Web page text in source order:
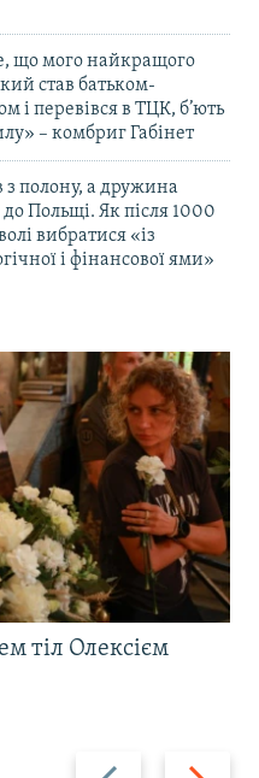
що мого найкращого
став батьком-
і перевівся в ТЦК, б’ють
– комбриг Габінет
полону, а дружина
до Польщі. Як після 1000
вибратися «із
і фінансової ями»
Назад Вперед
тіл Олексієм